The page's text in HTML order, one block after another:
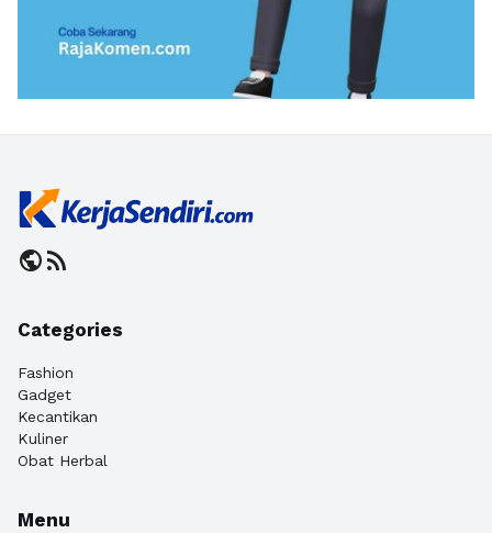
publicrss_feed
Categories
Fashion
Gadget
Kecantikan
Kuliner
Obat Herbal
Menu